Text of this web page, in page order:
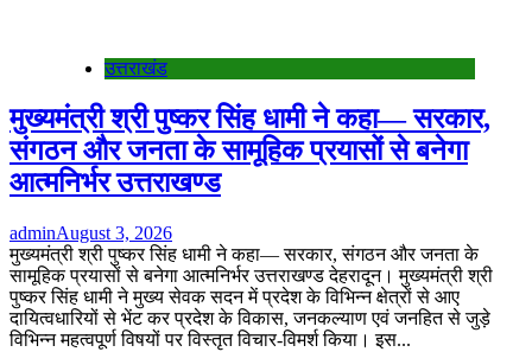
उत्तराखंड
मुख्यमंत्री श्री पुष्कर सिंह धामी ने कहा— सरकार,
संगठन और जनता के सामूहिक प्रयासों से बनेगा
आत्मनिर्भर उत्तराखण्ड
adminAugust 3, 2026
मुख्यमंत्री श्री पुष्कर सिंह धामी ने कहा— सरकार, संगठन और जनता के
सामूहिक प्रयासों से बनेगा आत्मनिर्भर उत्तराखण्ड देहरादून। मुख्यमंत्री श्री
पुष्कर सिंह धामी ने मुख्य सेवक सदन में प्रदेश के विभिन्न क्षेत्रों से आए
दायित्वधारियों से भेंट कर प्रदेश के विकास, जनकल्याण एवं जनहित से जुड़े
विभिन्न महत्वपूर्ण विषयों पर विस्तृत विचार-विमर्श किया। इस...